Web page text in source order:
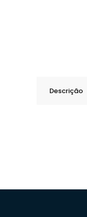
Descrição